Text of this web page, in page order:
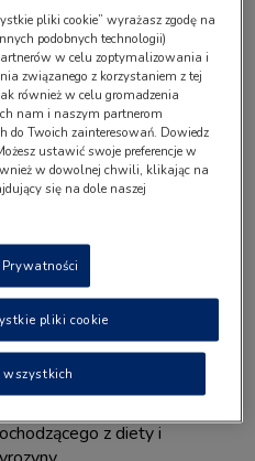
i diagnostyka – jak
predyspozycja
w sposób
w praktyce oznacza, że za
mutacja genu przekazana
. Przyczyną choroby są
– hydroksylazę
z diety i
pliki cookie” wyrażasz zgodę na
podobnych technologii)
w celu zoptymalizowania i
związanego z korzystaniem z tej
również w celu gromadzenia
nam i naszym partnerom
do Twoich zainteresowań. Dowiedz
ustawić swoje preferencje w
w dowolnej chwili, klikając na
się na dole naszej
wszystkich
pliki cookie